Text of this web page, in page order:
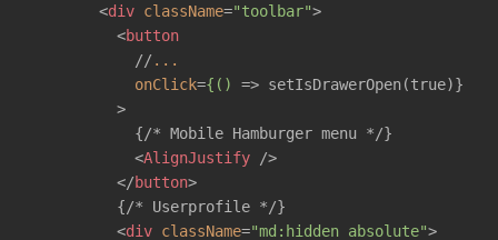
<div className="toolbar">
<button
            //
...
onClick={() => setIsDrawerOpen(true)}
          >
            {/* Mobile Hamburger menu */}
<AlignJustify />
</button>
          {/* Userprofile */}
<div className="md:hidden absolute">